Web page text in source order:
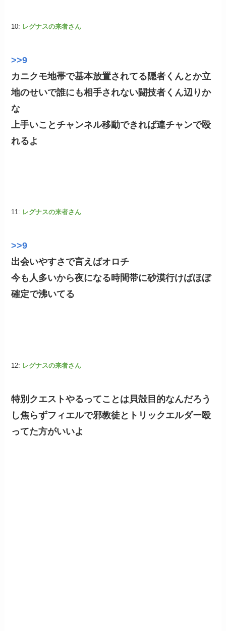
10: レグナスの来者さん
>>9
カニクモ地帯で基本放置されてる隠者くんとか立
地のせいで誰にも相手されない闘技者くん辺りか
な
上手いことチャンネル移動できれば連チャンで殴
れるよ
11: レグナスの来者さん
>>9
出会いやすさで言えばオロチ
今も人多いから夜になる時間帯に砂漠行けばほぼ
確定で沸いてる
12: レグナスの来者さん
特別クエストやるってことは貝殻目的なんだろう
し焦らずフィエルで邪教徒とトリックエルダー殴
ってた方がいいよ